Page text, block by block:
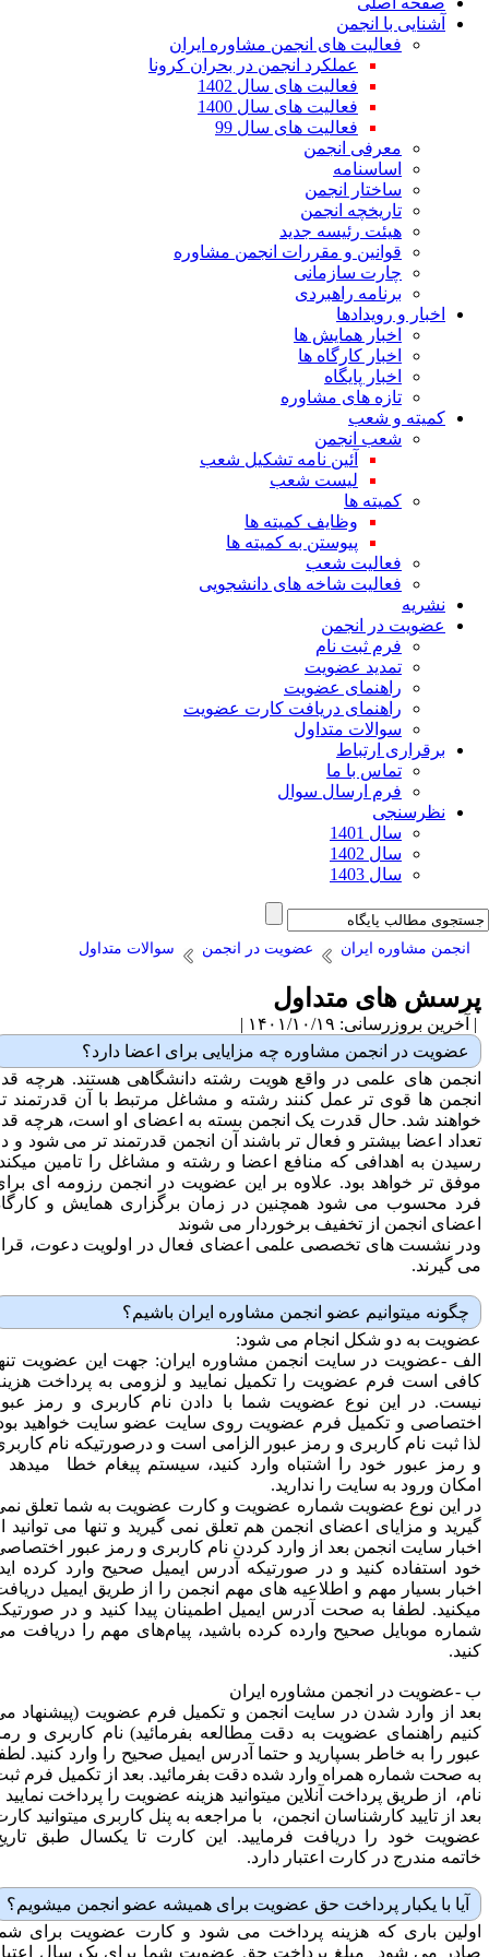
آشنایی با انجمن
فعالیت های انجمن مشاوره ایران
عملکرد انجمن در بحران کرونا
فعالیت های سال 1402
فعالیت های سال 1400
فعالیت های سال 99
معرفی انجمن
اساسنامه
ساختار انجمن
تاریخچه انجمن
هیئت رئیسه جدید
قوانین و مقررات انجمن مشاوره
چارت سازمانی
برنامه راهبردی
اخبار و رویدادها
اخبار همایش ها
اخبار کارگاه ها
اخبار پایگاه
تازه های مشاوره
کمیته و شعب
شعب انجمن
آئین نامه تشکیل شعب
لیست شعب
کمیته ها
وظایف کمیته ها
پیوستن به کمیته ها
فعالیت شعب
فعالیت شاخه های دانشجویی
نشریه
عضویت در انجمن
فرم ثبت نام
تمدید عضویت
راهنمای عضویت
راهنمای دریافت کارت عضویت
سوالات متداول
برقراری ارتباط
تماس با ما
فرم ارسال سوال
نظرسنجی
سال 1401
سال 1402
سال 1403
انجمن مشاوره ایران عضویت در انجمن سوالات متداول
های متداول
بروزرسانی: ۱۴۰۱/۱۰/۱۹ |
عضویت در انجمن مشاوره چه مزایایی برای اعضا دارد؟
های علمی در واقع هویت رشته دانشگاهی هستند. هرچه قدر
ها قوی تر عمل کنند رشته و مشاغل مرتبط با آن قدرتمند تر
شد. حال قدرت یک انجمن بسته به اعضای او است، هرچه قدر
اعضا بیشتر و فعال تر باشند آن انجمن قدرتمند تر می شود و در
به اهدافی که منافع اعضا و رشته و مشاغل را تامین میکند،
تر خواهد بود. علاوه بر این عضویت در انجمن رزومه ای برای
محسوب می شود همچنین در زمان برگزاری همایش و کارگاه
انجمن از تخفیف برخوردار می شوند
نشست های تخصصی علمی اعضای فعال در اولویت دعوت، قرار
گیرند.
چگونه میتوانیم عضو انجمن مشاوره ایران باشیم؟
به دو شکل انجام می شود:
-عضویت در سایت انجمن مشاوره ایران: جهت این عضویت تنها
است فرم عضویت را تکمیل نمایید و لزومی به پرداخت هزینه
در این نوع عضویت شما با دادن نام کاربری و رمز عبور
و تکمیل فرم عضویت روی سایت عضو سایت خواهید بود.
ثبت نام کاربری و رمز عبور الزامی است و درصورتیکه نام کاربری
رمز عبور خود را اشتباه وارد کنید، سیستم پیغام خطا میدهد و
ورود به سایت را ندارید.
این نوع عضویت شماره عضویت و کارت عضویت به شما تعلق نمی
و مزایای اعضای انجمن هم تعلق نمی گیرید و تنها می توانید از
سایت انجمن بعد از وارد کردن نام کاربری و رمز عبور اختصاصی
استفاده کنید و در صورتیکه آدرس ایمیل صحیح وارد کرده اید،
بسیار مهم و اطلاعیه های مهم انجمن را از طریق ایمیل دریافت
لطفا به صحت آدرس ایمیل اطمینان پیدا کنید و در صورتیکه
موبایل صحیح وارده کرده باشید، پیام‌های مهم را دریافت می
-عضویت در انجمن مشاوره ایران
از وارد شدن در سایت انجمن و تکمیل فرم عضویت (پیشنهاد می
راهنمای عضویت به دقت مطالعه بفرمائید) نام کاربری و رمز
را به خاطر بسپارید و حتما آدرس ایمیل صحیح را وارد کنید. لطفا
صحت شماره همراه وارد شده دقت بفرمائید. بعد از تکمیل فرم ثبت
از طریق پرداخت آنلاین میتوانید هزینه عضویت را پرداخت نمایید و
از تایید کارشناسان انجمن، با مراجعه به پنل کاربری میتوانید کارت
خود را دریافت فرمایید. این کارت تا یکسال طبق تاریخ
مندرج در کارت اعتبار دارد.
آیا با یکبار پرداخت حق عضویت برای همیشه عضو انجمن میشویم؟
باری که هزینه پرداخت می شود و کارت عضویت برای شما
می شود مبلغ پرداخت حق عضویت شما برای یک سال اعتبار